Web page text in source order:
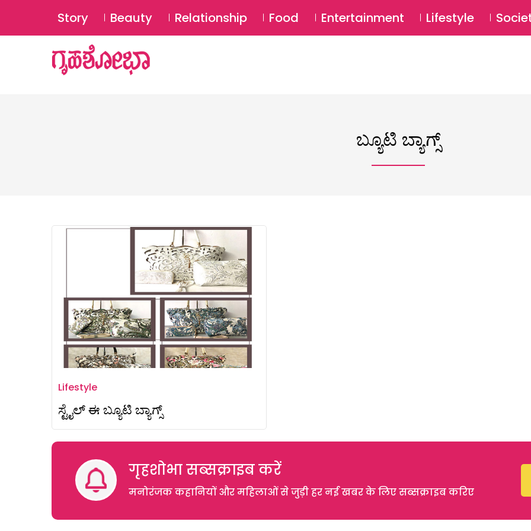
Story Beauty Relationship Food Entertainment Lifestyle
ಬ್ಯೂಟಿ ಬ್ಯಾಗ್ಸ್
Lifestyle
ಸ್ಟೈಲ್‌ ಈ ಬ್ಯೂಟಿ ಬ್ಯಾಗ್ಸ್
गृहशोभा सब्सक्राइब करें
मनोरंजक कहानियों और महिलाओं से जुड़ी हर नई खबर के लिए सब्सक्राइब करिए